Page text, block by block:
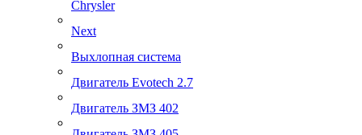
Chrysler
Next
Выхлопная система
Двигатель Evotech 2.7
Двигатель ЗМЗ 402